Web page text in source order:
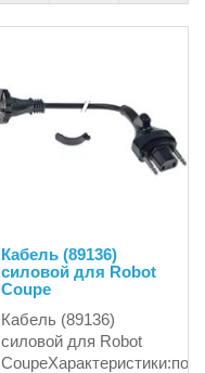
Кабель (89136)
силовой для Robot
Coupe
Кабель (89136)
силовой для Robot